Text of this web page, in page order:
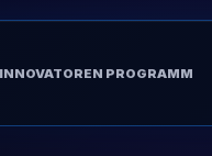
INNOVATOREN PROGRAMM